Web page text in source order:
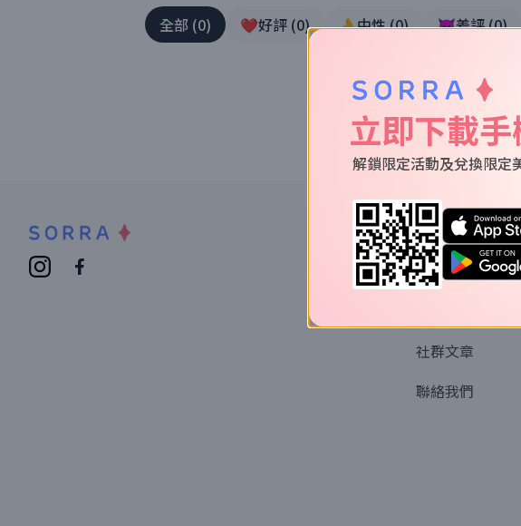
全部 (0) ❤️好評 (0) 👌中性(0) 👿差評(0)
關於我們
認識SORRA
社群文章
聯絡我們
立即下載
解鎖限定活動及兌換限定